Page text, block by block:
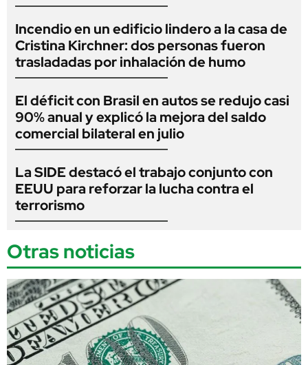
Incendio en un edificio lindero a la casa de
Cristina Kirchner: dos personas fueron
trasladadas por inhalación de humo
El déficit con Brasil en autos se redujo casi
90% anual y explicó la mejora del saldo
comercial bilateral en julio
La SIDE destacó el trabajo conjunto con
EEUU para reforzar la lucha contra el
terrorismo
Otras noticias